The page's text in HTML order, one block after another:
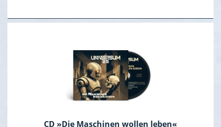
CD »Die Maschinen wollen leben«